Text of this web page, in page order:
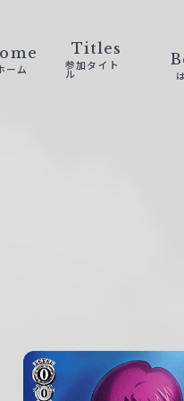
ーム
Titles
参加タイト
ル